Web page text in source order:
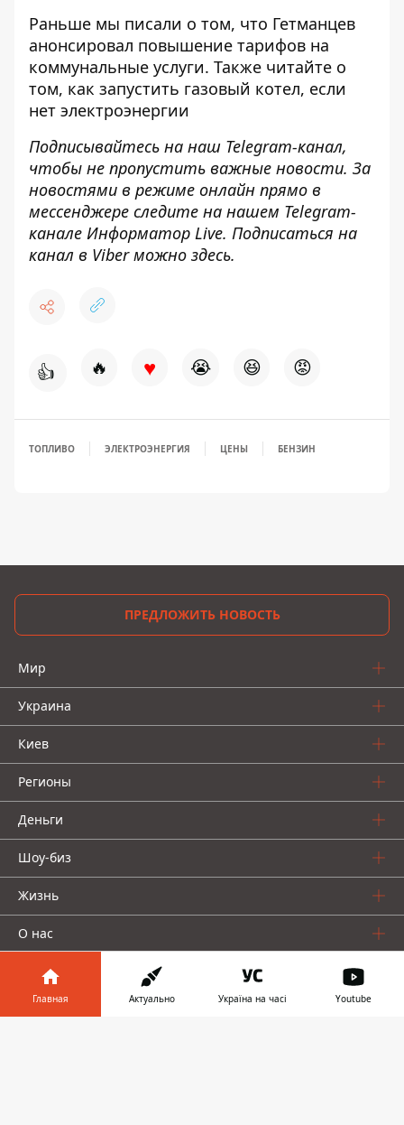
Раньше мы писали о том, что Гетманцев
анонсировал повышение тарифов на
коммунальные услуги. Также читайте о
том, как запустить газовый котел, если
нет электроэнергии
Подписывайтесь на наш Telegram-канал,
чтобы не пропустить важные новости. За
новостями в режиме онлайн прямо в
мессенджере следите на нашем Telegram-
канале Информатор Live. Подписаться на
канал в Viber можно здесь.
👍 🔥 ♥ 😭 😆 😡
ТОПЛИВО ЭЛЕКТРОЭНЕРГИЯ ЦЕНЫ БЕНЗИН
ПРЕДЛОЖИТЬ НОВОСТЬ
Мир
Украина
Киев
Регионы
Деньги
Шоу-биз
Жизнь
О нас
Главная Актуально Україна на часі Youtube